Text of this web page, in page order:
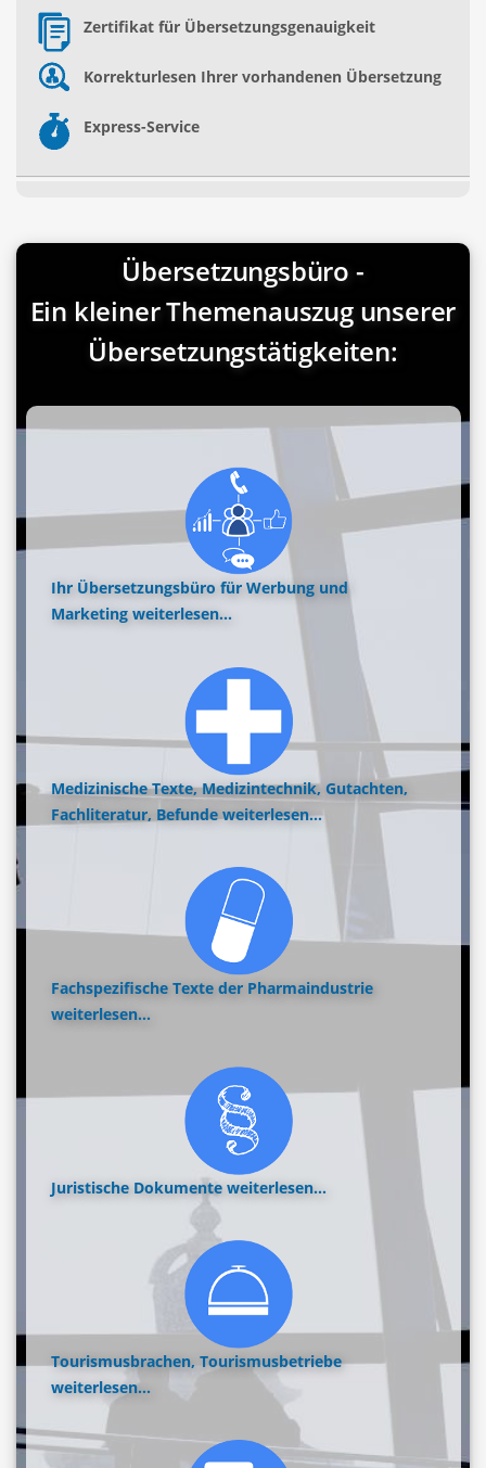
Zertifikat für Übersetzungsgenauigkeit
Korrekturlesen Ihrer vorhandenen Übersetzung
Express-Service
Übersetzungsbüro -
Ein kleiner Themenauszug unserer
Übersetzungstätigkeiten:
Ihr Übersetzungsbüro für Werbung und
Marketing weiterlesen...
Medizinische Texte, Medizintechnik, Gutachten,
Fachliteratur, Befunde weiterlesen...
Fachspezifische Texte der Pharmaindustrie
weiterlesen...
Juristische Dokumente weiterlesen...
Tourismusbrachen, Tourismusbetriebe
weiterlesen...